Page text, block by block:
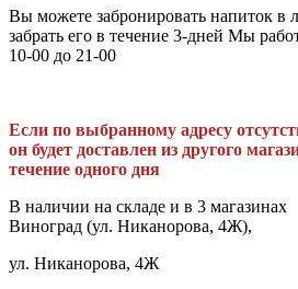
Вы можете забронировать напиток в
забрать его в течение 3-дней Мы
10-00 до 21-00
Если по выбранному адресу
он будет доставлен из другого
течение одного дня
В наличии на складе и в 3 магазинах
Виноград (ул. Никанорова, 4Ж),
ул. Никанорова, 4Ж